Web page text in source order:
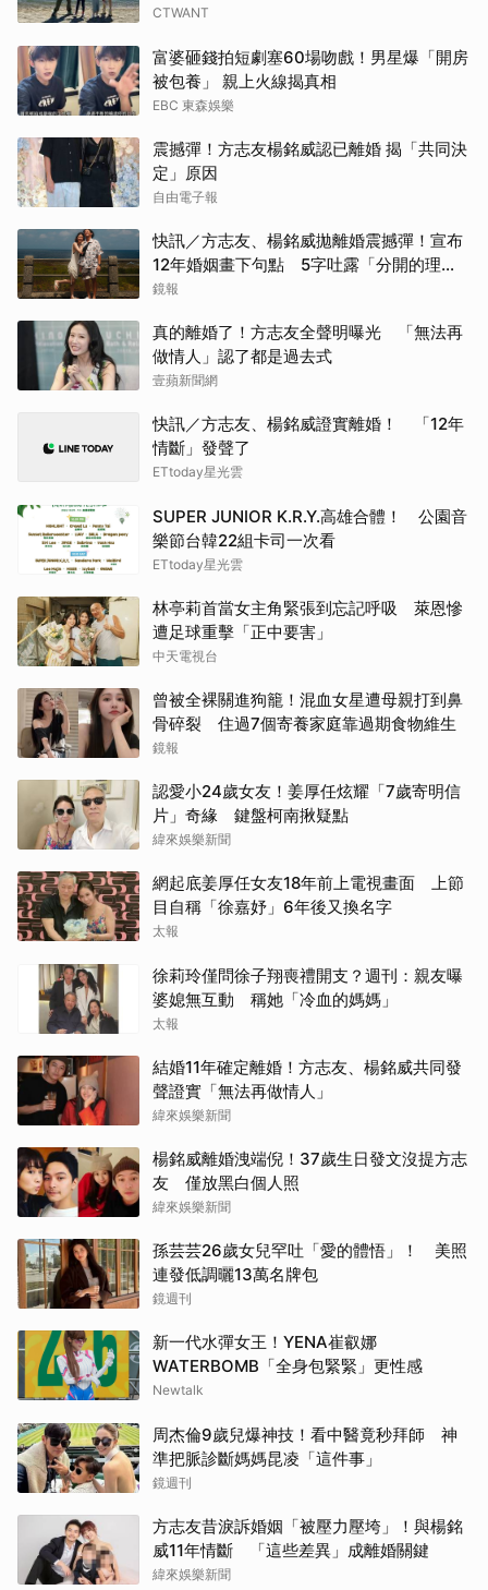
CTWANT
富婆砸錢拍短劇塞60場吻戲！男星爆「開房
被包養」 親上火線揭真相
EBC 東森娛樂
震撼彈！方志友楊銘威認已離婚 揭「共同決
定」原因
自由電子報
快訊／方志友、楊銘威拋離婚震撼彈！宣布
12年婚姻畫下句點 5字吐露「分開的理
由」
鏡報
真的離婚了！方志友全聲明曝光 「無法再
做情人」認了都是過去式
壹蘋新聞網
快訊／方志友、楊銘威證實離婚！ 「12年
情斷」發聲了
ETtoday星光雲
SUPER JUNIOR K.R.Y.高雄合體！ 公園音
樂節台韓22組卡司一次看
ETtoday星光雲
林亭莉首當女主角緊張到忘記呼吸 萊恩慘
遭足球重擊「正中要害」
中天電視台
曾被全裸關進狗籠！混血女星遭母親打到鼻
骨碎裂 住過7個寄養家庭靠過期食物維生
鏡報
認愛小24歲女友！姜厚任炫耀「7歲寄明信
片」奇緣 鍵盤柯南揪疑點
緯來娛樂新聞
網起底姜厚任女友18年前上電視畫面 上節
目自稱「徐嘉妤」6年後又換名字
太報
徐莉玲僅問徐子翔喪禮開支？週刊：親友曝
婆媳無互動 稱她「冷血的媽媽」
太報
結婚11年確定離婚！方志友、楊銘威共同發
聲證實「無法再做情人」
緯來娛樂新聞
楊銘威離婚洩端倪！37歲生日發文沒提方志
友 僅放黑白個人照
緯來娛樂新聞
孫芸芸26歲女兒罕吐「愛的體悟」！ 美照
連發低調曬13萬名牌包
鏡週刊
新一代水彈女王！YENA崔叡娜
WATERBOMB「全身包緊緊」更性感
Newtalk
周杰倫9歲兒爆神技！看中醫竟秒拜師 神
準把脈診斷媽媽昆凌「這件事」
鏡週刊
方志友昔淚訴婚姻「被壓力壓垮」！與楊銘
威11年情斷 「這些差異」成離婚關鍵
緯來娛樂新聞